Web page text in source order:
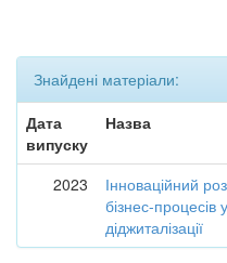
Знайдені матеріали:
Дата
випуску
Назва
2023
Інноваційний
бізнес-процесів
діджиталізації